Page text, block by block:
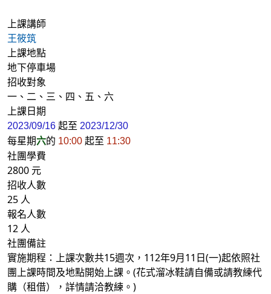
上課講師
王筱筑
上課地點
地下停車場
招收對象
一、二、三、四、五、六
上課日期
2023/09/16 起至 2023/12/30
每星期六的 10:00 起至 11:30
社團學費
2800 元
招收人數
25 人
報名人數
12 人
社團備註
實施期程：上課次數共15週次，112年9月11日(一)起依照社
團上課時間及地點開始上課。(花式溜冰鞋請自備或請教練代
購（租借），詳情請洽教練。)